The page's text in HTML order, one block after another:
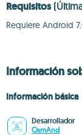
Requisitos
Requiere Android
Información
Información básica
Desarrollador
OsmAnd